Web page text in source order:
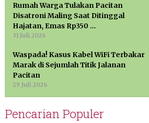
Rumah Warga Tulakan Pacitan
Disatroni Maling Saat Ditinggal
Hajatan, Emas Rp350 …
31 Juli 2026
Waspada! Kasus Kabel WiFi Terbakar
Marak di Sejumlah Titik Jalanan
Pacitan
29 Juli 2026
Pencarian Populer